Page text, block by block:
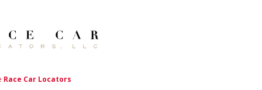
Race Car Locators